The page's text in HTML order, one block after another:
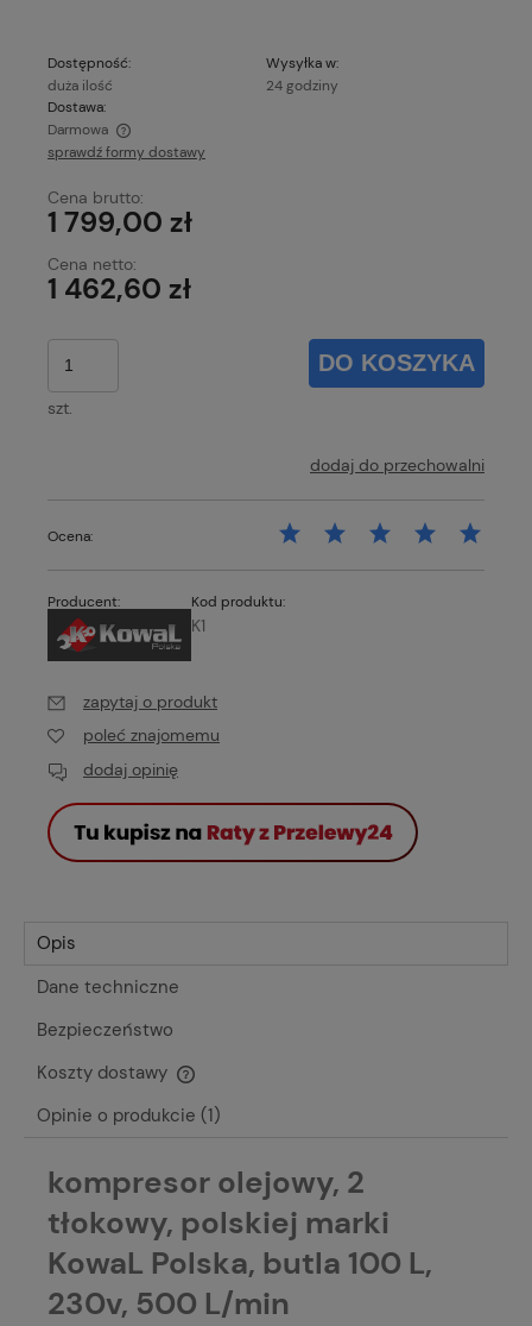
Dostępność:
duża ilość
Wysyłka w:
24 godziny
Dostawa:
Darmowa
Cena nie zawiera ewentualnych kosztów płatności
sprawdź formy dostawy
Cena brutto:
1 799,00 zł
Cena netto:
1 462,60 zł
szt.
DO KOSZYKA
dodaj do przechowalni
Ocena:
Producent: Kod produktu:
K1
zapytaj o produkt
poleć znajomemu
dodaj opinię
Opis
Dane techniczne
Bezpieczeństwo
Koszty dostawy
Cena nie zawiera ewentualnych kosztów płatności
Opinie o produkcie (1)
kompresor olejowy, 2
tłokowy, polskiej marki
KowaL Polska, butla 100 L,
230v, 500 L/min